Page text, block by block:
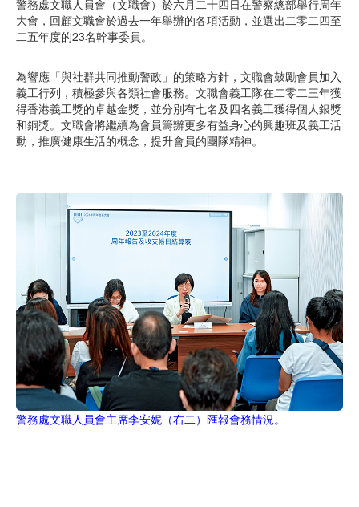
警務處文職人員會（文職會）於六月二十四日在警察總部舉行周年
大會，回顧文職會於過去一年舉辦的各項活動，並選出二零二四至
二五年度的23名幹事委員。
為響應「與社群共同推動警政」的策略方針，文職會鼓勵會員加入
義工行列，積極參與各類社會服務。文職會義工隊在二零二三年獲
得香港義工獎的卓越金獎，並分別有七名及四名義工獲得個人銀獎
和銅獎。文職會將繼續為會員籌辦更多有益身心的興趣班及義工活
動，推廣健康生活的概念，提升會員的團隊精神。
警務處文職人員會主席李安妮（右二）匯報會務情況。